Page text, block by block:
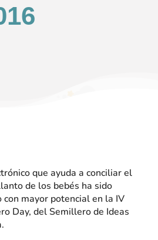
que ayuda a conciliar el
de los bebés ha sido
mayor potencial en la IV
Day, del Semillero de Ideas